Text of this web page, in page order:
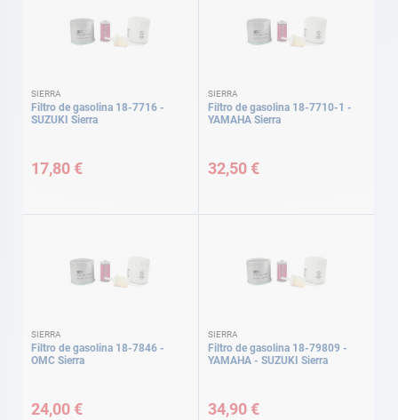
SIERRA
Filtro de gasolina 18-7716 -
SUZUKI Sierra
17,80 €
SIERRA
Filtro de gasolina 18-7710-1 -
YAMAHA Sierra
32,50 €
SIERRA
Filtro de gasolina 18-7846 -
OMC Sierra
24,00 €
SIERRA
Filtro de gasolina 18-79809 -
YAMAHA - SUZUKI Sierra
34,90 €